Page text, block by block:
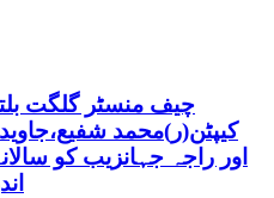
چیف منسٹر گلگت
کیپٹن(ر)محمد
اور راجہ جہانزیب کو